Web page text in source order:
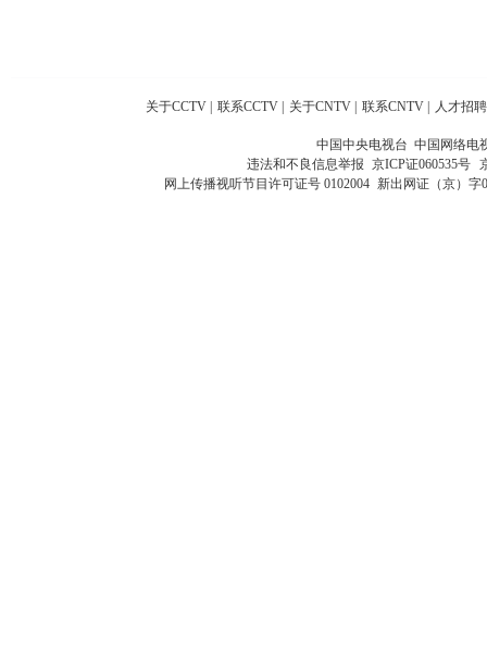
关于CCTV 联系CCTV 关于CNTV 联系CNTV 人才招聘
中国中央电视台 中国网络电
违法和不良信息举报 京ICP证060535号
网上传播视听节目许可证号 0102004 新出网证（京）